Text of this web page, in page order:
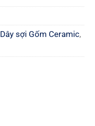
Dây sợi Gốm Ceramic,